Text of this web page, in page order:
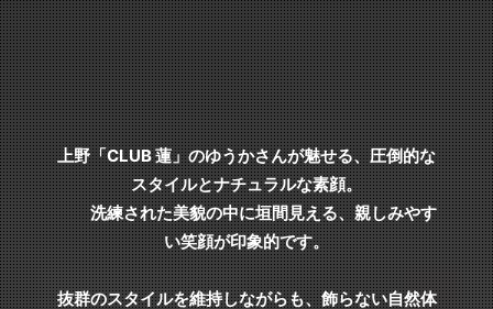
上野「CLUB 蓮」のゆうかさんが魅せる、圧倒的な
スタイルとナチュラルな素顔。
洗練された美貌の中に垣間見える、親しみやす
い笑顔が印象的です。
抜群のスタイルを維持しながらも、飾らない自然体